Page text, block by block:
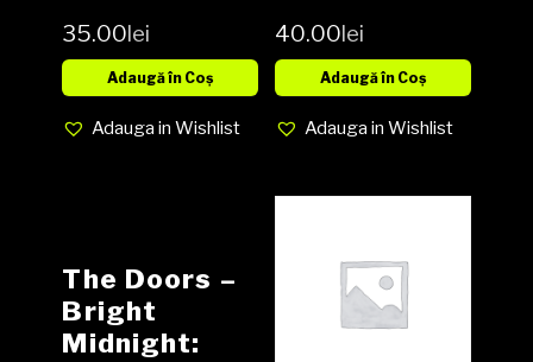
35.00lei
Adaugă în Coș
Adauga in Wishlist
40.00lei
Adaugă în Coș
Adauga in Wishlist
The Doors –
Bright
Midnight: